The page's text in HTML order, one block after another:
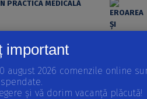
PRACTICA MEDICALĂ
important
august 2026 comenzile online
și vă dorim vacanță plăcută!